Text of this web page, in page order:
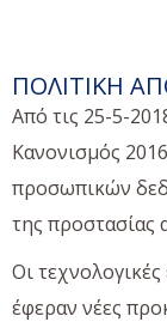
ΠΟΛΙΤΙΚΉ
Από τις 25-5-
Κανονισμός
προσωπικών
της προστασίας
Οι
έφεραν νέες